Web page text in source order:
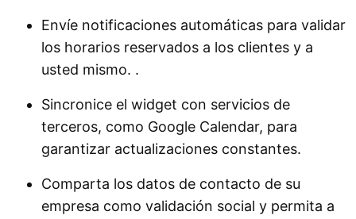
Envíe notificaciones automáticas para validar
los horarios reservados a los clientes y a
usted mismo. .
Sincronice el widget con servicios de
terceros, como Google Calendar, para
garantizar actualizaciones constantes.
Comparta los datos de contacto de su
empresa como validación social y permita a